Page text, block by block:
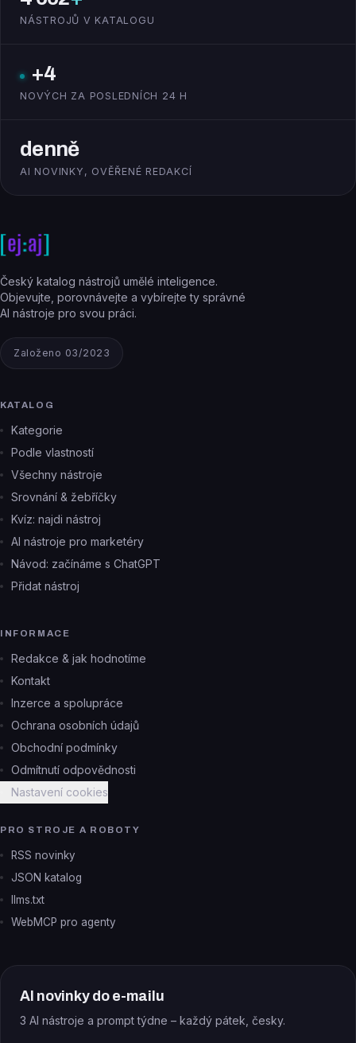
NÁSTROJŮ V KATALOGU
+4
NOVÝCH ZA POSLEDNÍCH 24 H
denně
AI NOVINKY, OVĚŘENÉ REDAKCÍ
Český katalog nástrojů umělé inteligence.
Objevujte, porovnávejte a vybírejte ty správné
AI nástroje pro svou práci.
Založeno 03/2023
KATALOG
Kategorie
Podle vlastností
Všechny nástroje
Srovnání & žebříčky
Kvíz: najdi nástroj
AI nástroje pro marketéry
Návod: začínáme s ChatGPT
Přidat nástroj
INFORMACE
Redakce & jak hodnotíme
Kontakt
Inzerce a spolupráce
Ochrana osobních údajů
Obchodní podmínky
Odmítnutí odpovědnosti
Nastavení cookies
PRO STROJE A ROBOTY
RSS novinky
JSON katalog
llms.txt
WebMCP pro agenty
AI novinky do e-mailu
3 AI nástroje a prompt týdne – každý pátek, česky.